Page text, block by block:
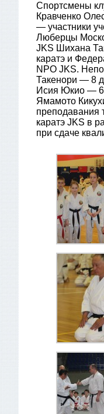
Спортсмены
Кравченко
— участники
Люберцы
JKS Шихана
каратэ и
NPO JKS.
Такенори — 8
Исия Юкио — 6
Ямамото
преподавания
каратэ JKS в
при сдаче